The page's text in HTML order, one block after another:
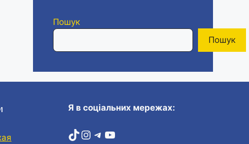
Пошук
Пошук
Я в соціальних мережах:
TikTok
Instagram
Telegram
YouTube